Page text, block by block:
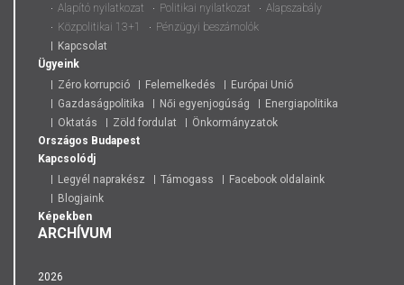
Alapító nyilatkozat
Politikai nyilatkozat
Alapszabály
Közpolitikai 13+1
Pénzügyi beszámolók
Kapcsolat
Ügyeink
Zéro korrupció
Felemelkedés
Európai Unió
Gazdaságpolitika
Női egyenjogúság
Energiapolitika
Oktatás
Zöld fordulat
Önkormányzatok
Országos Budapest
Kapcsolódj
Legyél naprakész
Támogass
Facebook oldalaink
Blogjaink
Képekben
ARCHÍVUM
2026